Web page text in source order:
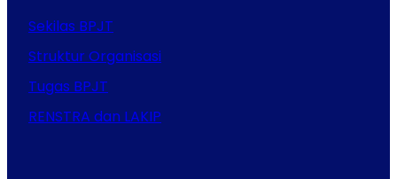
Sekilas BPJT
Struktur Organisasi
Tugas BPJT
RENSTRA dan LAKIP